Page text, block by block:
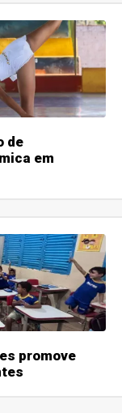
de
em
promove